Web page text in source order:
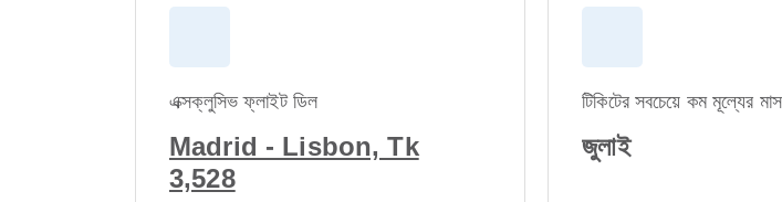
এক্সক্লুসিভ ফ্লাইট ডিল
Madrid - Lisbon, Tk
3,528
টিকিটের সবচেয়ে কম মূল্যের মাস
জুলাই